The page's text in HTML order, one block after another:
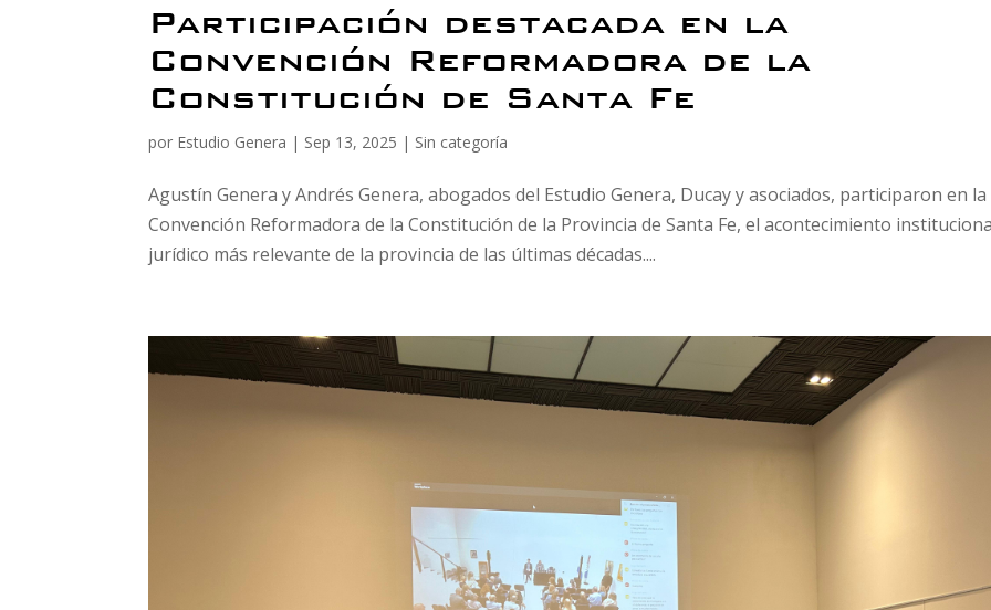
Participación destacada en la
Convención Reformadora de la
Constitución de Santa Fe
por Estudio Genera | Sep 13, 2025 | Sin categoría
Agustín Genera y Andrés Genera, abogados del Estudio Genera, Ducay y asociados, participaron en la
Convención Reformadora de la Constitución de la Provincia de Santa Fe, el acontecimiento
jurídico más relevante de la provincia de las últimas décadas....